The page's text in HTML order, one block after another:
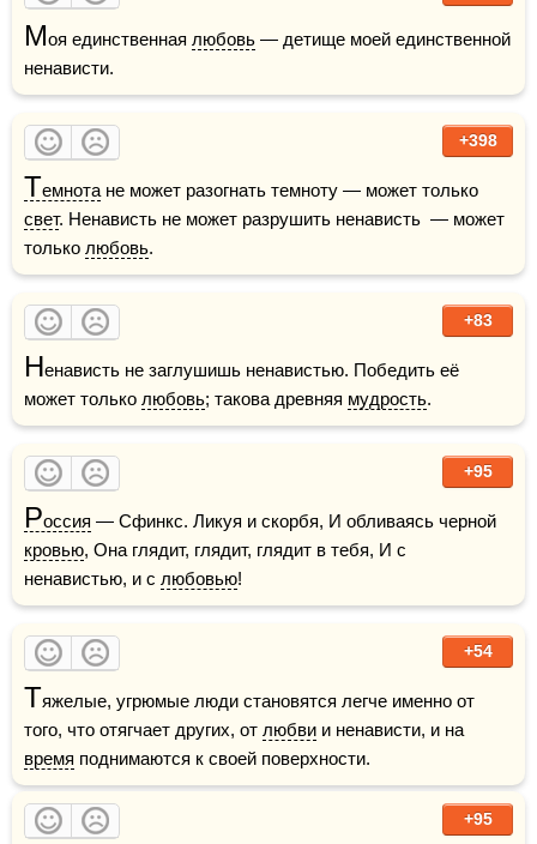
Моя единственная любовь — детище моей единственной
ненависти.
+398
Темнота
свет. Ненависть не может разрушить ненависть  — может
только любовь.
+83
Ненависть не заглушишь ненавистью. Победить её
может только любовь; такова древняя мудрость.
+95
Россия
кровью, Она глядит, глядит, глядит в тебя, И с
ненавистью, и с любовью!
+54
Тяжелые, угрюмые люди становятся легче именно от
того, что отягчает других, от любви
время поднимаются к своей поверхности.
+95